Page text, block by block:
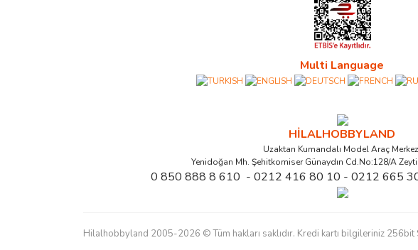
Multi Language
HİLALHOBBYLAND
Uzaktan Kumandalı Model Araç
Yenidoğan Mh. Şehitkomiser Günaydın Cd.No:128/A
0 850 888 8 610 - 0212 416 80 10 - 0212 665
Hilalhobbyland 2005-2026 © Tüm hakları saklıdır. Kredi kartı bilgileriniz 256bit